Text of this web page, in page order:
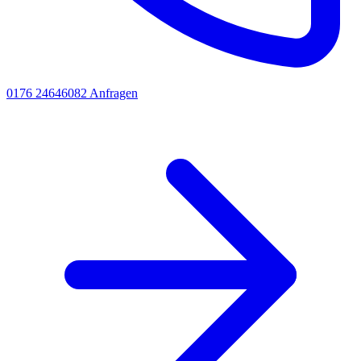
0176 24646082 Anfragen